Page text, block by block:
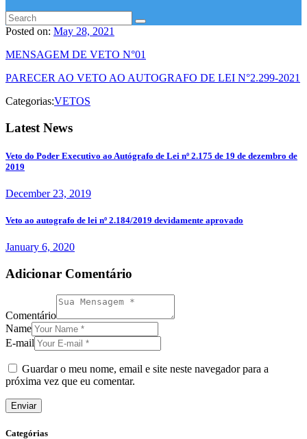
Posted on: May 28, 2021
MENSAGEM DE VETO N°01
PARECER AO VETO AO AUTOGRAFO DE LEI N°2.299-2021
Categorias:VETOS
Latest News
Veto do Poder Executivo ao Autógrafo de Lei nº 2.175 de 19 de dezembro de
2019
December 23, 2019
Veto ao autografo de lei nº 2.184/2019 devidamente aprovado
January 6, 2020
Adicionar Comentário
Comentário
Name
E-mail
Guardar o meu nome, email e site neste navegador para a
próxima vez que eu comentar.
Categórias